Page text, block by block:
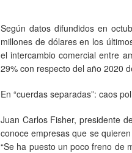
Según datos difundidos en
millones de dólares en los
el intercambio comercial entre
29% con respecto del año 2020
En “cuerdas separadas”: caos
Juan Carlos Fisher, presidente
conoce empresas que se
“Se ha puesto un poco freno de